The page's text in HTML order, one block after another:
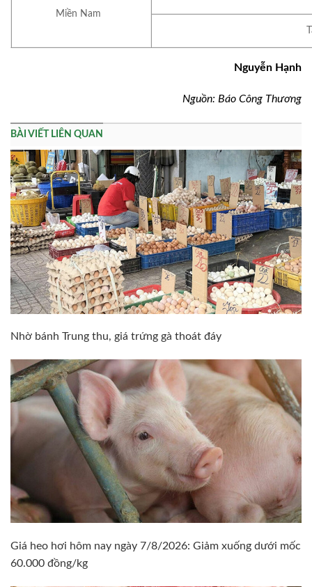
Miền Nam
Nguyễn Hạnh
Nguồn: Báo Công Thương
BÀI VIẾT LIÊN QUAN
Nhờ bánh Trung thu, giá trứng gà thoát đáy
Giá heo hơi hôm nay ngày 7/8/2026: Giảm xuống dưới mốc
60.000 đồng/kg